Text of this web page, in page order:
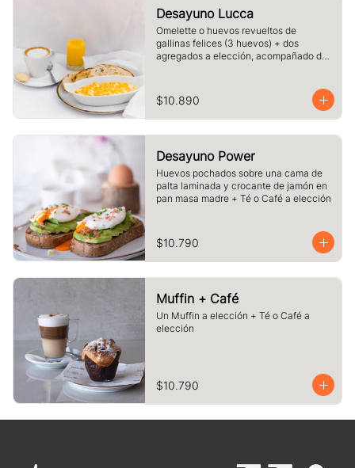
Desayuno Lucca
Omelette o huevos revueltos de
gallinas felices (3 huevos) + dos
agregados a elección, acompañado de
(125cc) y té o café a elección.
$10.890
Desayuno Power
Huevos pochados sobre una cama de
palta laminada y crocante de jamón en
pan masa madre + Té o Café a elección
$10.790
Muffin + Café
Un Muffin a elección + Té o Café a
elección
$10.790